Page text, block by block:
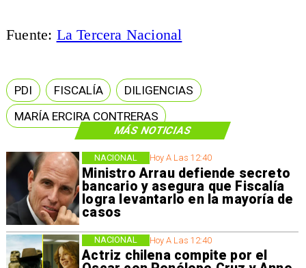
MÁS NOTICIAS
Hoy A Las 12:40
Ministro Arrau defiende secreto
bancario y asegura que Fiscalía
logra levantarlo en la mayoría de
casos
NACIONAL
Hoy A Las 12:40
Actriz chilena compite por el
NACIONAL
Fuente: La Tercera Nacional
PDI FISCALÍA
DILIGENCIAS
MARÍA ERCIRA CONTRERAS